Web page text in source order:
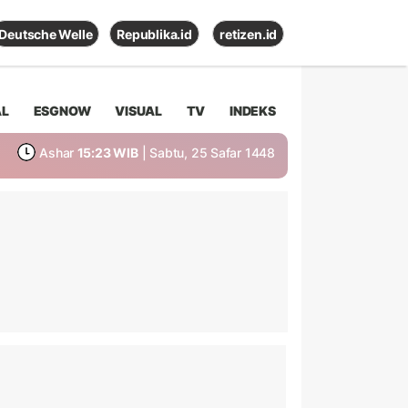
Deutsche Welle Republika.id retizen.id
ESGNOW VISUAL TV INDEKS
Ashar 15:23 WIB | Sabtu, 25 Safar 1448